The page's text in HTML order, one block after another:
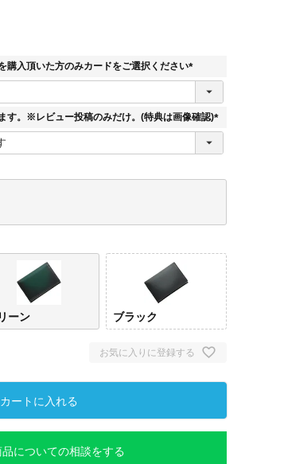
購入頂いた方のみカードをご選択ください
(
須
す。※レビュー投稿のみだけ。(特典は画像確認)
(
)
ーン ブラック
お気に入りに登録する
カートに入れる
品についての相談をする